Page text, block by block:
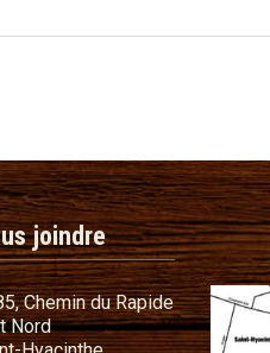
joindre
Chemin du Rapide
Nord